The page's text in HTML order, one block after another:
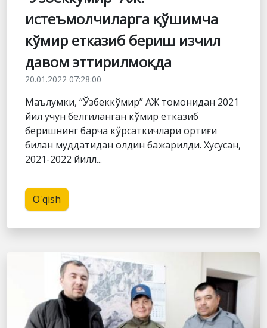
истеъмолчиларга қўшимча
кўмир етказиб бериш изчил
давом эттирилмоқда
20.01.2022 07:28:00
Маълумки, “Ўзбеккўмир” АЖ томонидан 2021
йил учун белгиланган кўмир етказиб
беришнинг барча кўрсаткичлари ортиғи
билан муддатидан олдин бажарилди. Хусусан,
2021-2022 йилл...
O'qish